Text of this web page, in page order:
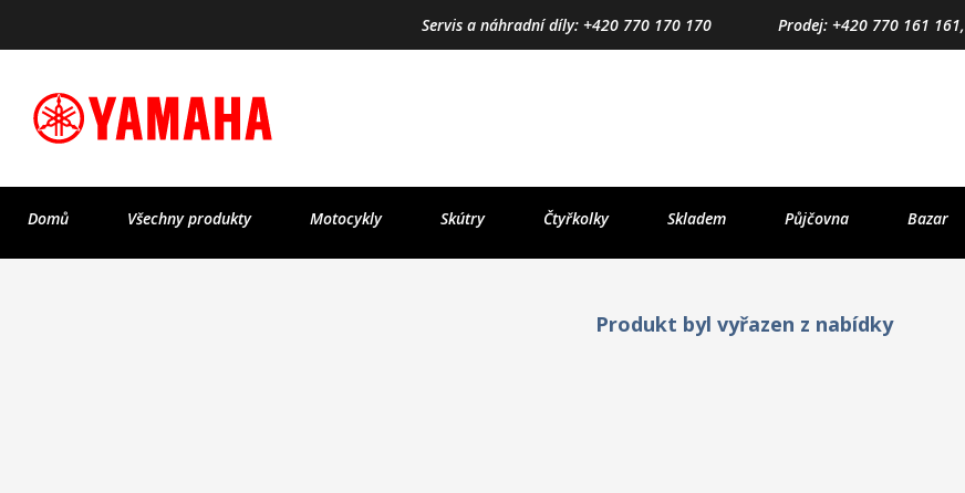
Servis a náhradní díly: +420 770 170 170 Prodej: +420 770 161 161,
Domů Všechny produkty Motocykly Skútry Čtyřkolky Skladem Půjčovna Bazar
Produkt byl vyřazen z nabídky